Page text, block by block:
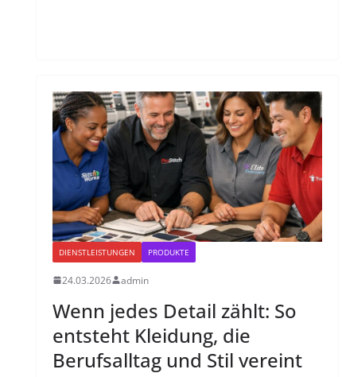
DIENSTLEISTUNGEN PRODUKTE
24.03.2026 admin
Wenn jedes Detail zählt: So
entsteht Kleidung, die
Berufsalltag und Stil vereint